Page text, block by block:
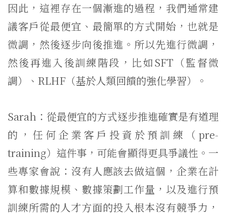
因此，這裡存在一個漸進的過程，我們通常建
議客戶從最便宜、最簡單的方式開始，也就是
微調，然後逐步向後推進。所以先進行微調，
然後再進入後訓練階段，比如SFT（監督微
調）、RLHF（基於人類回饋的強化學習）。
Sarah：從最便宜的方式逐步推進確實是有道理
的，任何企業客戶投資於預訓練（pre-
training）這件事，可能會顯得更具爭議性。一
些專家會說：沒有人應該去做這個，企業在計
算和數據規模、數據策劃工作量，以及進行預
訓練所需的人才方面的投入根本沒有競爭力，